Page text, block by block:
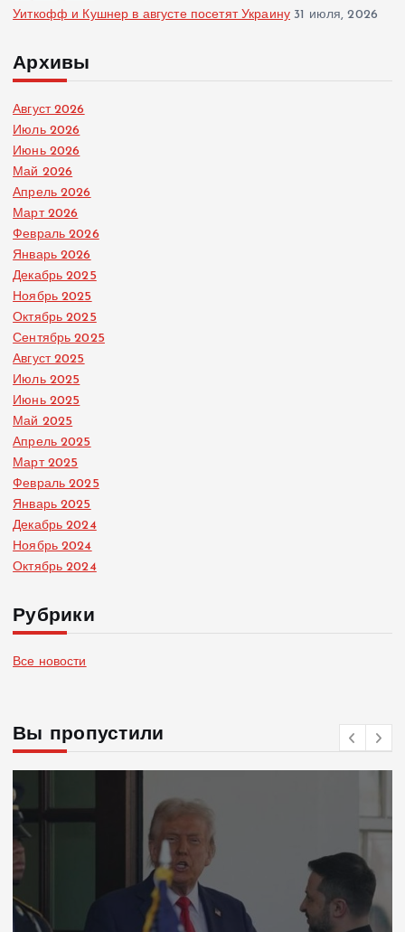
Уиткофф и Кушнер в августе посетят Украину 31 июля, 2026
Архивы
Август 2026
Июль 2026
Июнь 2026
Май 2026
Апрель 2026
Март 2026
Февраль 2026
Январь 2026
Декабрь 2025
Ноябрь 2025
Октябрь 2025
Сентябрь 2025
Август 2025
Июль 2025
Июнь 2025
Май 2025
Апрель 2025
Март 2025
Февраль 2025
Январь 2025
Декабрь 2024
Ноябрь 2024
Октябрь 2024
Рубрики
Все новости
Вы пропустили